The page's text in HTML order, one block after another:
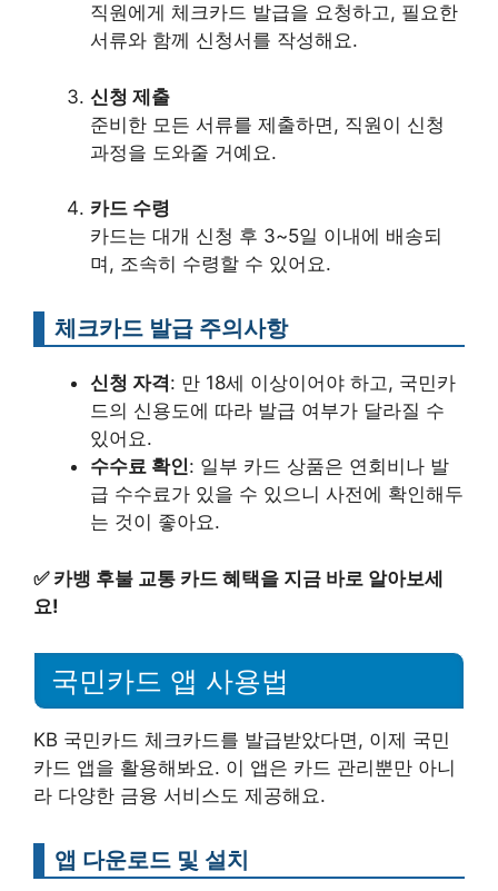
직원에게 체크카드 발급을 요청하고, 필요한
서류와 함께 신청서를 작성해요.
신청 제출
준비한 모든 서류를 제출하면, 직원이 신청
과정을 도와줄 거예요.
카드 수령
카드는 대개 신청 후 3~5일 이내에 배송되
며, 조속히 수령할 수 있어요.
체크카드 발급 주의사항
신청 자격: 만 18세 이상이어야 하고, 국민카
드의 신용도에 따라 발급 여부가 달라질 수
있어요.
수수료 확인: 일부 카드 상품은 연회비나 발
급 수수료가 있을 수 있으니 사전에 확인해두
는 것이 좋아요.
✅ 카뱅 후불 교통 카드 혜택을 지금 바로 알아보세
요!
국민카드 앱 사용법
KB 국민카드 체크카드를 발급받았다면, 이제 국민
카드 앱을 활용해봐요. 이 앱은 카드 관리뿐만 아니
라 다양한 금융 서비스도 제공해요.
앱 다운로드 및 설치